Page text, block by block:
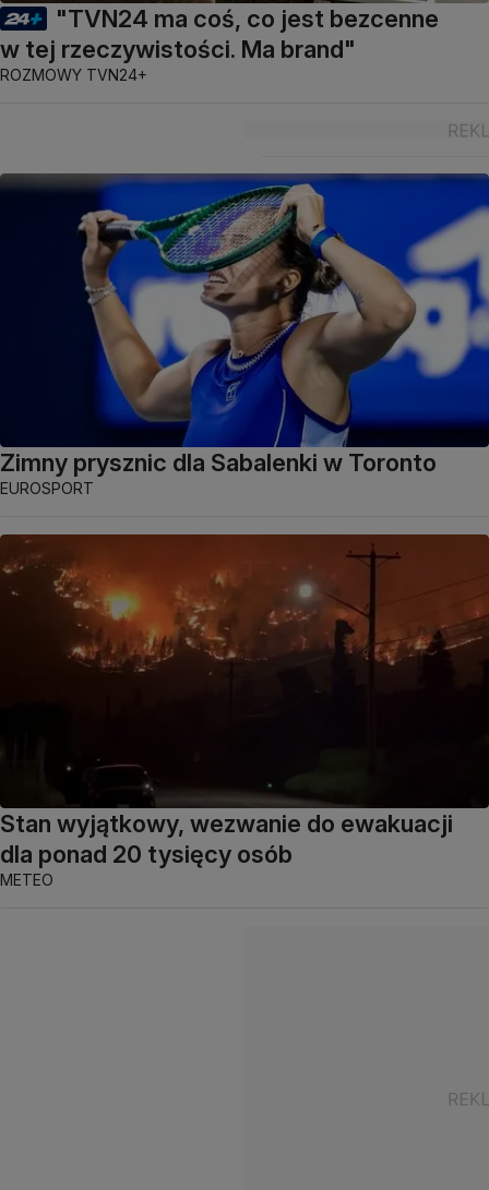
"TVN24 ma coś, co jest bezcenne
w tej rzeczywistości. Ma brand"
ROZMOWY TVN24+
Zimny prysznic dla Sabalenki w Toronto
EUROSPORT
Stan wyjątkowy, wezwanie do ewakuacji
dla ponad 20 tysięcy osób
METEO